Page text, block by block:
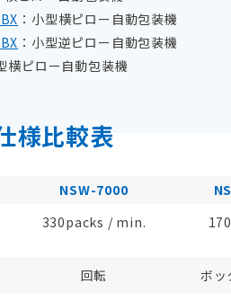
：小型横ピロー自動包装機
：小型逆ピロー自動包装機
横ピロー自動包装機
様比較表
NSW-7000
330packs / min.
回転 ボッ